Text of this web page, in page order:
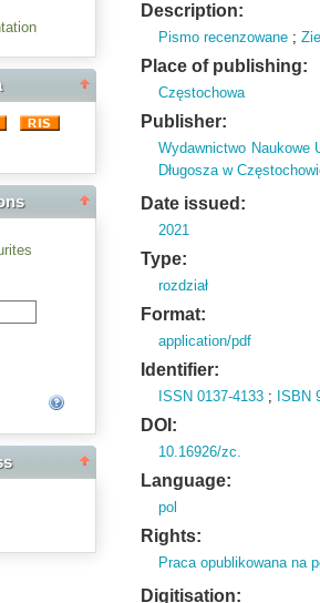
Description:
Pismo recenzowane ;
Place of publishing:
Częstochowa
Publisher:
Wydawnictwo Naukowe
Długosza w
Date issued:
2021
Type:
rozdział
Format:
application/pdf
Identifier:
ISSN 0137-4133 ; ISBN
DOI:
10.16926/zc.
Language:
pol
Rights:
Praca opublikowana na
Digitisation: